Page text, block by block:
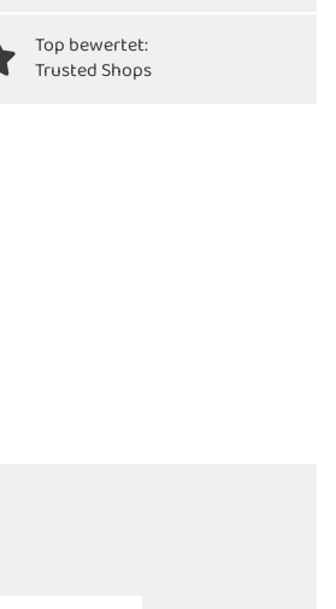
Top bewertet:
Trusted Shops